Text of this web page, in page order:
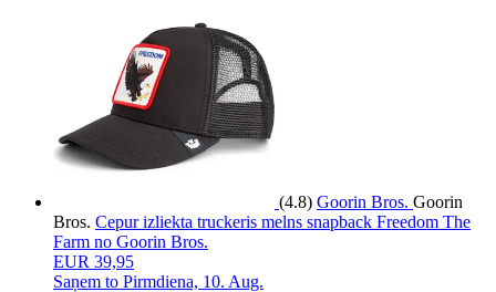
(4.8) Goorin Bros. Goorin
Bros. Cepur izliekta truckeris melns snapback Freedom The
Farm no Goorin Bros.
EUR 39,95
Saņem to Pirmdiena, 10. Aug.